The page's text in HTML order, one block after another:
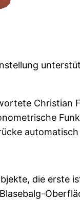
Christian
die erste